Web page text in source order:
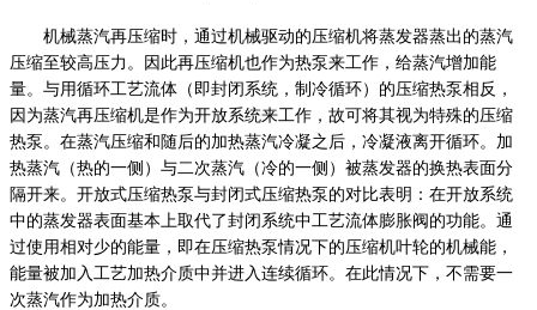
机械蒸汽再压缩时，通过机械驱动的压缩机将蒸发器蒸出的蒸汽
压缩至较高压力。因此再压缩机也作为热泵来工作，给蒸汽增加能
量。与用循环工艺流体（即封闭系统，制冷循环）的压缩热泵相反，
因为蒸汽再压缩机是作为开放系统来工作，故可将其视为特殊的压缩
热泵。在蒸汽压缩和随后的加热蒸汽冷凝之后，冷凝液离开循环。加
热蒸汽（热的一侧）与二次蒸汽（冷的一侧）被蒸发器的换热表面分
隔开来。开放式压缩热泵与封闭式压缩热泵的对比表明：在开放系统
中的蒸发器表面基本上取代了封闭系统中工艺流体膨胀阀的功能。通
过使用相对少的能量，即在压缩热泵情况下的压缩机叶轮的机械能，
能量被加入工艺加热介质中并进入连续循环。在此情况下，不需要一
次蒸汽作为加热介质。